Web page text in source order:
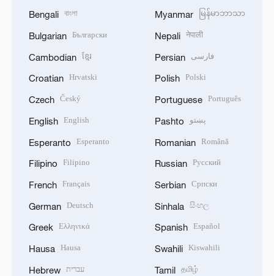
Bengali বাংলা
Bulgarian Български
Cambodian ខ្មែរ
Croatian Hrvatski
Czech Český
English English
Esperanto Esperanto
Filipino Filipino
French Français
German Deutsch
Greek Ελληνικά
Hausa Hausa
Hebrew עברית
Myanmar မြန်မာဘာသာ
Nepali नेपाली
Persian فارسی
Polish Polski
Portuguese Português
Pashto پښتو
Romanian Română
Russian Русский
Serbian Српски
Sinhala සිංහල
Spanish Español
Swahili Kiswahili
Tamil தமிழ்